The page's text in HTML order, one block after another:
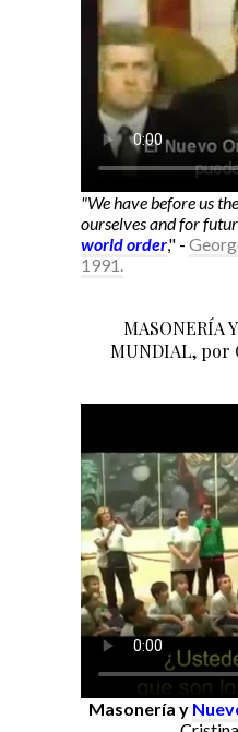
"We have before us
ourselves and for
world order," -
1991.
MASONERÍA
MUNDIAL, por
Masonería y